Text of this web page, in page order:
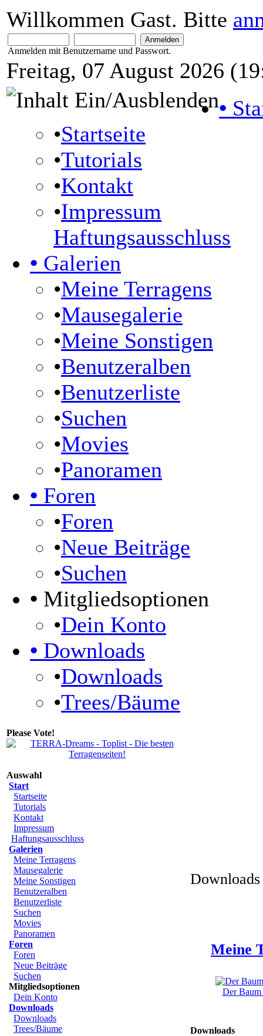
Willkommen Gast. Bitte
Anmelden mit Benutzername und Passwort.
Freitag, 07 August 2026
•
•Startseite
•Tutorials
•Kontakt
•Impressum
Haftungsausschluss
• Galerien
•Meine Terragens
•Mausegalerie
•Meine Sonstigen
•Benutzeralben
•Benutzerliste
•Suchen
•Movies
•Panoramen
• Foren
•Foren
•Neue Beiträge
•Suchen
• Mitgliedsoptionen
•Dein Konto
• Downloads
•Downloads
•Trees/Bäume
Please Vote!
Auswahl
Start
Startseite
Tutorials
Kontakt
Impressum
Haftungsausschluss
Galerien
Meine Terragens
Mausegalerie
Meine Sonstigen
Benutzeralben
Benutzerliste
Suchen
Movies
Panoramen
Foren
Foren
Neue Beiträge
Suchen
Mitgliedsoptionen
Dein Konto
Downloads
Downloads
Trees/Bäume
Downloads
Meine
Der
Downloads